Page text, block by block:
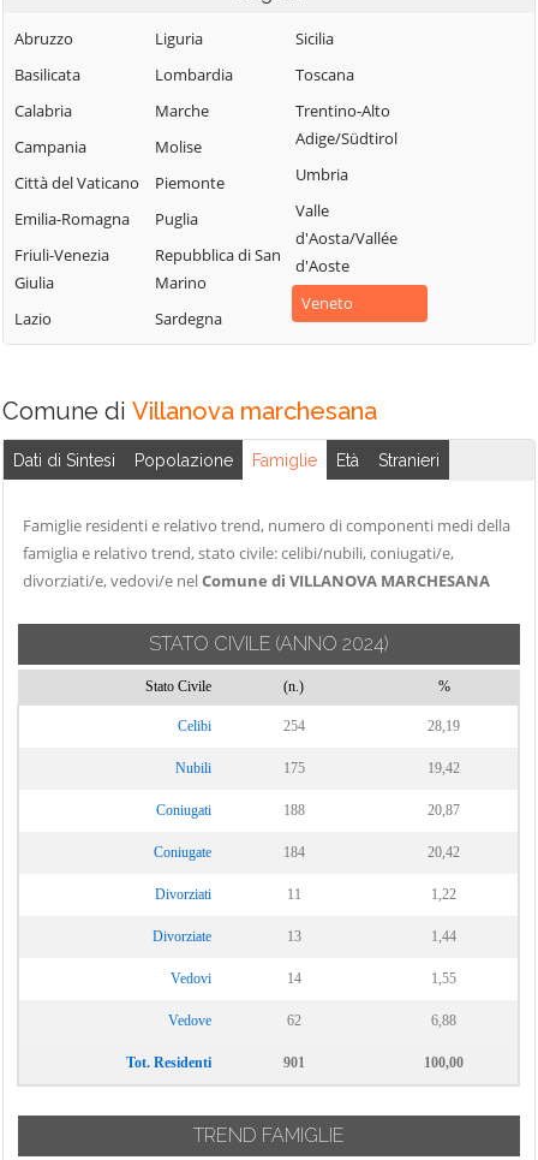
Pettorazza
Grimani
Pincara
Marchesana
Abruzzo
Basilicata
Calabria
Campania
Città del Vaticano
Emilia-Romagna
Friuli-Venezia
Giulia
Lazio
Liguria
Lombardia
Marche
Molise
Piemonte
Puglia
Repubblica di San
Marino
Sardegna
Sicilia
Toscana
Trentino-Alto
Adige/Südtirol
Umbria
Valle
d'Aosta/Vallée
d'Aoste
Veneto
Comune di Villanova marchesana
Dati di Sintesi Popolazione Famiglie Età Stranieri
Famiglie residenti e relativo trend, numero di componenti medi della
famiglia e relativo trend, stato civile: celibi/nubili, coniugati/e,
divorziati/e, vedovi/e nelComune di VILLANOVA MARCHESANA
STATO CIVILE (ANNO 2024)
Stato Civile (n.) %
Celibi 254 28,19
Nubili 175 19,42
Coniugati 188 20,87
Coniugate 184 20,42
Divorziati 11 1,22
Divorziate 13 1,44
Vedovi 14 1,55
Vedove 62 6,88
Tot. Residenti 901 100,00
TREND FAMIGLIE